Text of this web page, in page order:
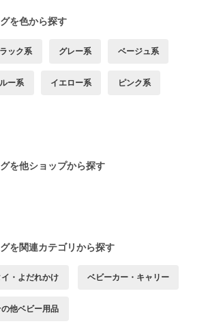
を色から探す
ック系 グレー系 ベージュ系
ー系 イエロー系 ピンク系
を他ショップから探す
を関連カテゴリから探す
イ・よだれかけ ベビーカー・キャリー
の他ベビー用品